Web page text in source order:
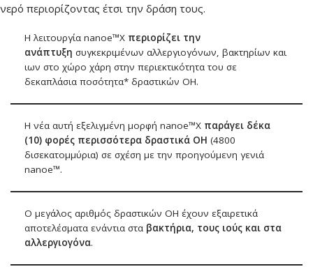
νερό περιορίζοντας έτσι την δράση τους.
Η λειτουργία nanoe™X περιορίζει την
ανάπτυξη συγκεκριμένων αλλεργιογόνων, βακτηρίων και
ιων στο χώρο χάρη στην περιεκτικότητα του σε
δεκαπλάσια ποσότητα* δραστικών OH.
Η νέα αυτή εξελιγμένη μορφή nanoe™X παράγει δέκα
(10) φορές περισσότερα δραστικά OH (4800
δισεκατομμύρια) σε σχέση με την προηγούμενη γενιά
nanoe™.
Ο μεγάλος αριθμός δραστικών OH έχουν εξαιρετικά
αποτελέσματα ενάντια στα βακτήρια, τους ιούς και στα
αλλεργιογόνα.